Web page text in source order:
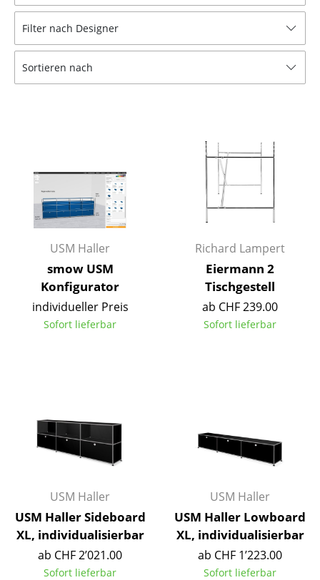
Bänke & Liegen
Sitzsäcke
Bürodrehstühle
Konferenzstühle
Bürosessel
Einzelteile
... alle Sitzmöbel
Couchtische
Schreibtische
Konferenztische
Stehtische & Stehpulte
Kindertische
Filter nach Designer
Sortieren nach
USM Haller
smow USM
Konfigurator
individueller Preis
Sofort lieferbar
Richard Lampert
Eiermann 2
Tischgestell
ab CHF 239.00
Sofort lieferbar
USM Haller
USM Haller Sideboard
XL, individualisierbar
ab CHF 2’021.00
Sofort lieferbar
USM Haller
USM Haller Lowboard
XL, individualisierbar
ab CHF 1’223.00
Sofort lieferbar